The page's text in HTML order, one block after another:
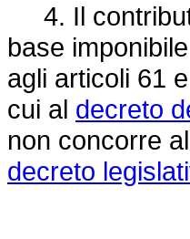
4. Il
base
agli articoli 61
cui al decreto
non concorre
decreto